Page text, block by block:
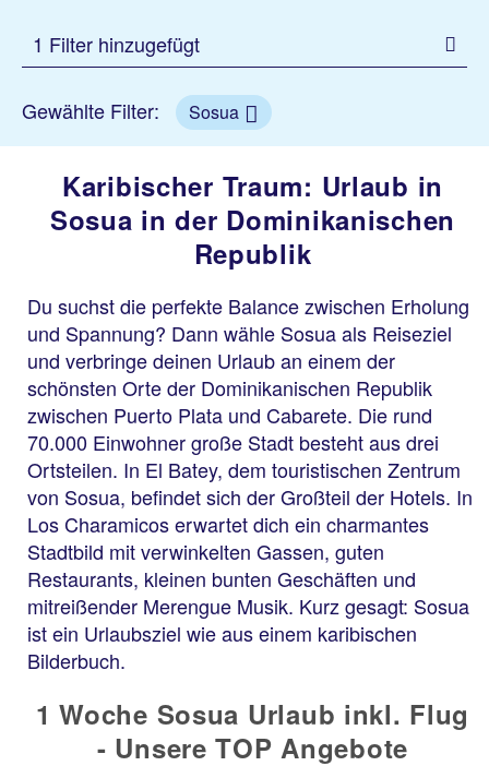
1 Filter hinzugefügt
Gewählte Filter: Sosua
Karibischer Traum: Urlaub in
Sosua in der Dominikanischen
Republik
Du suchst die perfekte Balance zwischen Erholung
und Spannung? Dann wähle Sosua als Reiseziel
und verbringe deinen Urlaub an einem der
schönsten Orte der Dominikanischen Republik
zwischen Puerto Plata und Cabarete. Die rund
70.000 Einwohner große Stadt besteht aus drei
Ortsteilen. In El Batey, dem touristischen Zentrum
von Sosua, befindet sich der Großteil der Hotels. In
Los Charamicos erwartet dich ein charmantes
Stadtbild mit verwinkelten Gassen, guten
Restaurants, kleinen bunten Geschäften und
mitreißender Merengue Musik. Kurz gesagt: Sosua
ist ein Urlaubsziel wie aus einem karibischen
Bilderbuch.
1 Woche Sosua Urlaub inkl. Flug
- Unsere TOP Angebote